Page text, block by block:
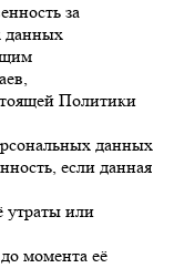
за
данных
Политики
данных
если данная
утраты или
момента её